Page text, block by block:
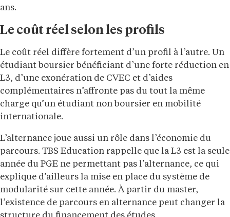
ans.
Le coût réel selon les profils
Le coût réel diffère fortement d’un profil à l’autre. Un
étudiant boursier bénéficiant d’une forte réduction en
L3, d’une exonération de CVEC et d’aides
complémentaires n’affronte pas du tout la même
charge qu’un étudiant non boursier en mobilité
internationale.
L’alternance joue aussi un rôle dans l’économie du
parcours. TBS Education rappelle que la L3 est la seule
année du PGE ne permettant pas l’alternance, ce qui
explique d’ailleurs la mise en place du système de
modularité sur cette année. À partir du master,
l’existence de parcours en alternance peut changer la